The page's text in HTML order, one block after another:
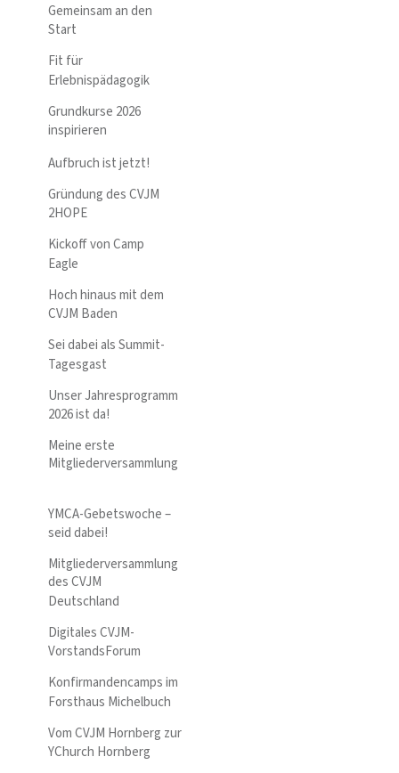
Gemeinsam an den
Start
Fit für
Erlebnispädagogik
Grundkurse 2026
inspirieren
Aufbruch ist jetzt!
Gründung des CVJM
2HOPE
Kickoff von Camp
Eagle
Hoch hinaus mit dem
CVJM Baden
Sei dabei als Summit-
Tagesgast
Unser Jahresprogramm
2026 ist da!
Meine erste
Mitgliederversammlung
YMCA-Gebetswoche –
seid dabei!
Mitgliederversammlung
des CVJM
Deutschland
Digitales CVJM-
VorstandsForum
Konfirmandencamps im
Forsthaus Michelbuch
Vom CVJM Hornberg zur
YChurch Hornberg